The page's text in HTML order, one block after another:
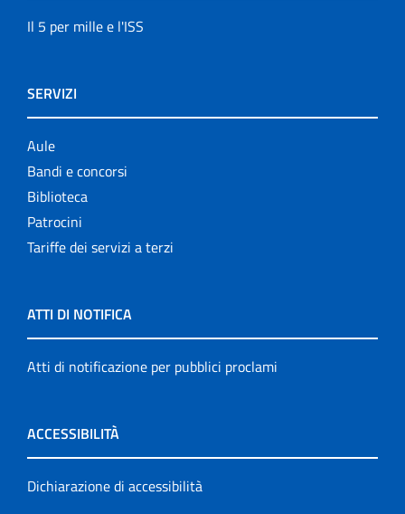
Il 5 per mille e l'ISS
SERVIZI
Aule
Bandi e concorsi
Biblioteca
Patrocini
Tariffe dei servizi a terzi
ATTI DI NOTIFICA
Atti di notificazione per pubblici proclami
ACCESSIBILITÀ
Dichiarazione di accessibilità